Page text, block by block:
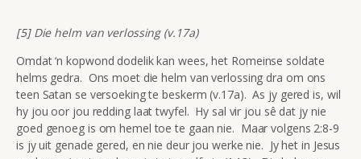
[5] Die helm van verlossing (v.17a)
Omdat ‘n kopwond dodelik kan wees, het Romeinse soldate
helms gedra. Ons moet die helm van verlossing dra om ons
teen Satan se versoeking te beskerm (v.17a). As jy gered is, wil
hy jou oor jou redding laat twyfel. Hy sal vir jou sê dat jy nie
goed genoeg is om hemel toe te gaan nie. Maar volgens 2:8-9
is jy uit genade gered, en nie deur jou werke nie. Jy het in Jesus